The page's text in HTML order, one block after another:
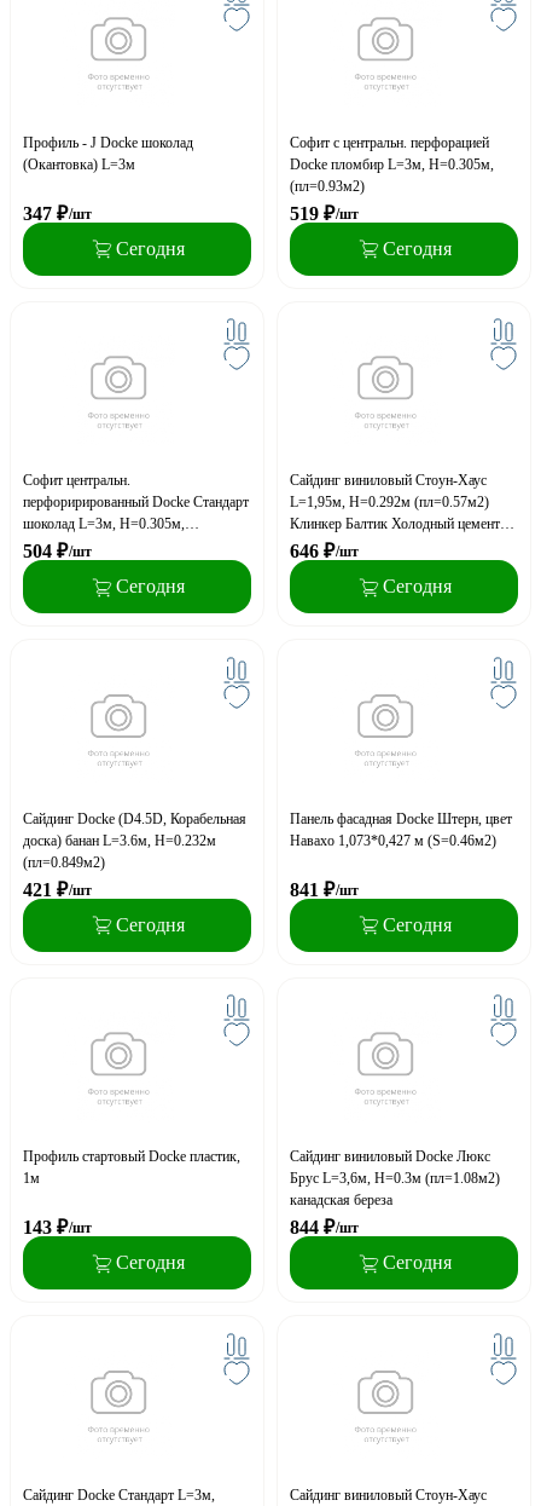
Профиль - J Docke шоколад
(Окантовка) L=3м
347 ₽/шт
Сегодня
Софит с центральн. перфорацией
Docke пломбир L=3м, H=0.305м,
(пл=0.93м2)
519 ₽/шт
Сегодня
Софит центральн.
перфорирированный Docke Стандарт
шоколад L=3м, H=0.305м,
(пл=0.93м2)
504 ₽/шт
Сегодня
Сайдинг виниловый Стоун-Хаус
L=1,95м, H=0.292м (пл=0.57м2)
Клинкер Балтик Холодный цемент
(двойной замок)
646 ₽/шт
Сегодня
Сайдинг Docke (D4.5D, Корабельная
доска) банан L=3.6м, H=0.232м
(пл=0.849м2)
421 ₽/шт
Сегодня
Панель фасадная Docke Штерн, цвет
Навахо 1,073*0,427 м (S=0.46м2)
841 ₽/шт
Сегодня
Профиль стартовый Docke пластик,
1м
143 ₽/шт
Сегодня
Сайдинг виниловый Docke Люкс
Брус L=3,6м, H=0.3м (пл=1.08м2)
канадская береза
844 ₽/шт
Сегодня
Сайдинг Docke Стандарт L=3м,
Сайдинг виниловый Стоун-Хаус